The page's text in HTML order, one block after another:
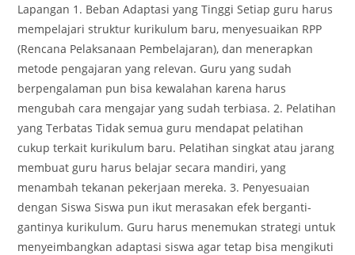
Lapangan 1. Beban Adaptasi yang Tinggi Setiap guru harus
mempelajari struktur kurikulum baru, menyesuaikan RPP
(Rencana Pelaksanaan Pembelajaran), dan menerapkan
metode pengajaran yang relevan. Guru yang sudah
berpengalaman pun bisa kewalahan karena harus
mengubah cara mengajar yang sudah terbiasa. 2. Pelatihan
yang Terbatas Tidak semua guru mendapat pelatihan
cukup terkait kurikulum baru. Pelatihan singkat atau jarang
membuat guru harus belajar secara mandiri, yang
menambah tekanan pekerjaan mereka. 3. Penyesuaian
dengan Siswa Siswa pun ikut merasakan efek berganti-
gantinya kurikulum. Guru harus menemukan strategi untuk
menyeimbangkan adaptasi siswa agar tetap bisa mengikuti